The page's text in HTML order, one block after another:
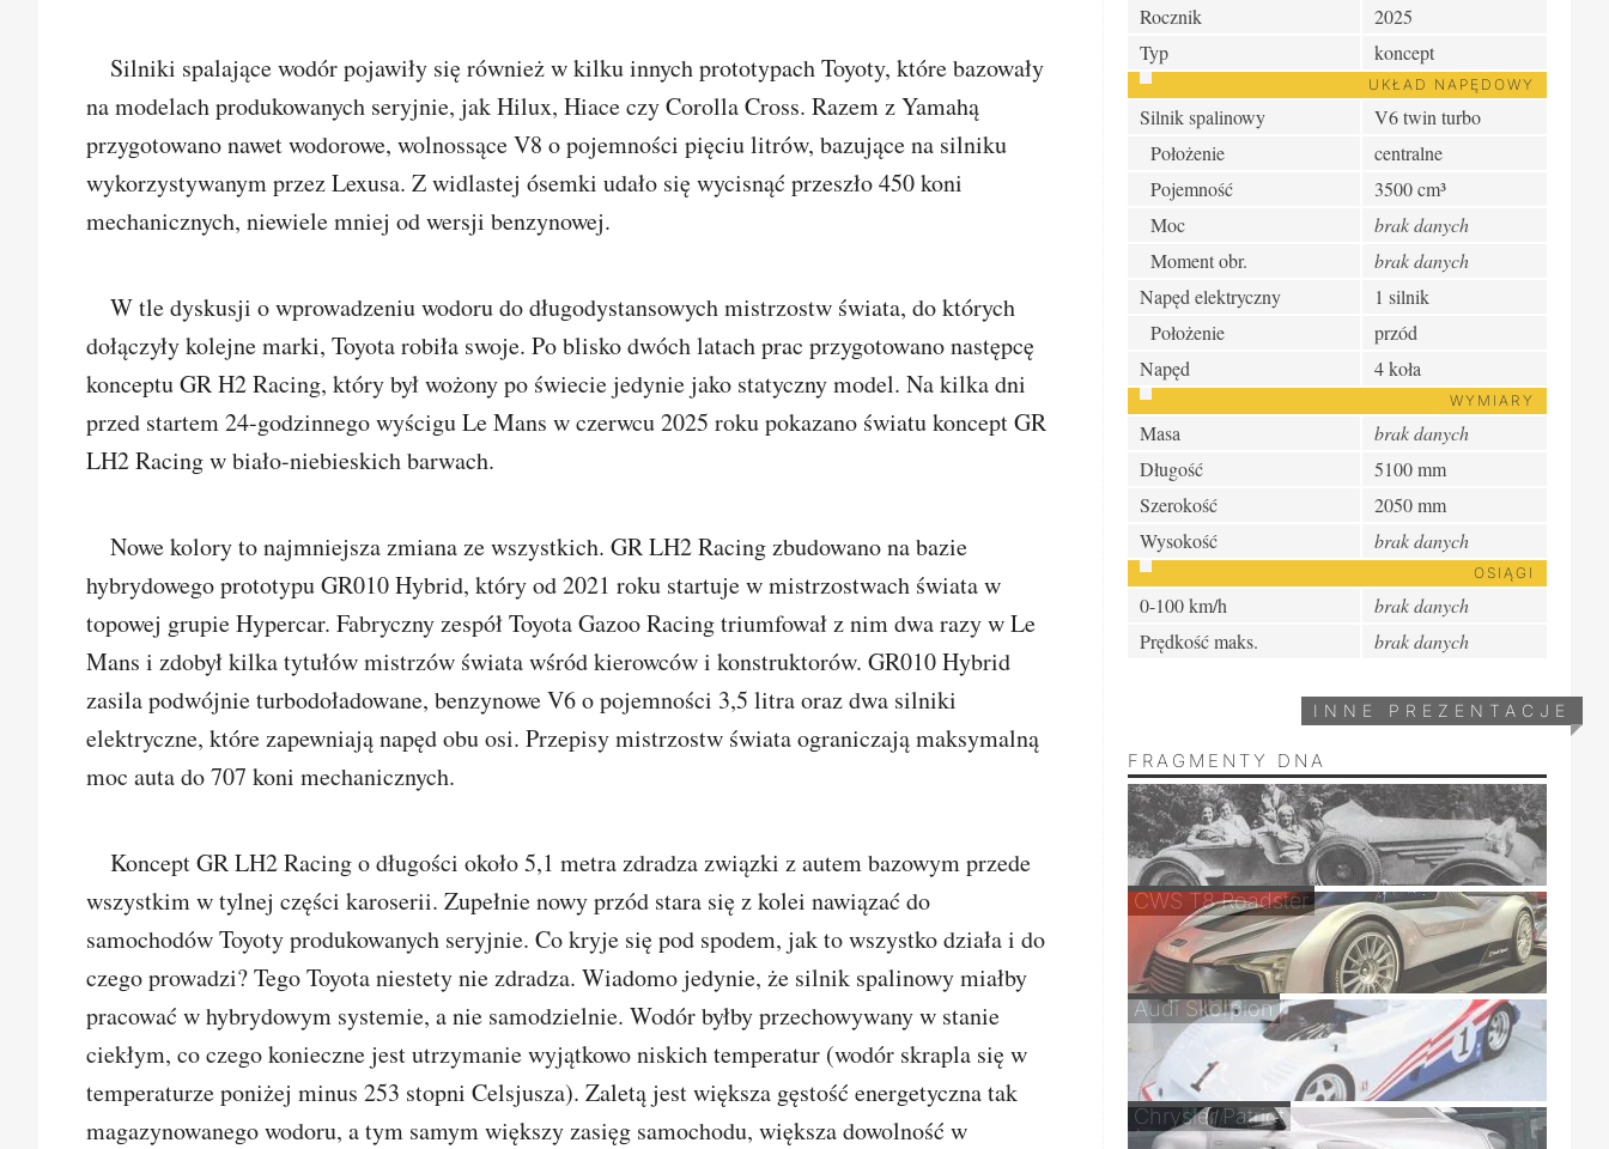
Silniki spalające wodór pojawiły się również w kilku innych prototypach Toyoty, które bazowały
na modelach produkowanych seryjnie, jak Hilux, Hiace czy Corolla Cross. Razem z Yamahą
przygotowano nawet wodorowe, wolnossące V8 o pojemności pięciu litrów, bazujące na silniku
wykorzystywanym przez Lexusa. Z widlastej ósemki udało się wycisnąć przeszło 450 koni
mechanicznych, niewiele mniej od wersji benzynowej.
W tle dyskusji o wprowadzeniu wodoru do długodystansowych mistrzostw świata, do których
dołączyły kolejne marki, Toyota robiła swoje. Po blisko dwóch latach prac przygotowano następcę
konceptu GR H2 Racing, który był wożony po świecie jedynie jako statyczny model. Na kilka dni
przed startem 24-godzinnego wyścigu Le Mans w czerwcu 2025 roku pokazano światu koncept GR
LH2 Racing w biało-niebieskich barwach.
Nowe kolory to najmniejsza zmiana ze wszystkich. GR LH2 Racing zbudowano na bazie
hybrydowego prototypu GR010 Hybrid, który od 2021 roku startuje w mistrzostwach świata w
topowej grupie Hypercar. Fabryczny zespół Toyota Gazoo Racing triumfował z nim dwa razy w Le
Mans i zdobył kilka tytułów mistrzów świata wśród kierowców i konstruktorów. GR010 Hybrid
zasila podwójnie turbodoładowane, benzynowe V6 o pojemności 3,5 litra oraz dwa silniki
elektryczne, które zapewniają napęd obu osi. Przepisy mistrzostw świata ograniczają maksymalną
moc auta do 707 koni mechanicznych.
Koncept GR LH2 Racing o długości około 5,1 metra zdradza związki z autem bazowym przede
wszystkim w tylnej części karoserii. Zupełnie nowy przód stara się z kolei nawiązać do
samochodów Toyoty produkowanych seryjnie. Co kryje się pod spodem, jak to wszystko działa i do
czego prowadzi? Tego Toyota niestety nie zdradza. Wiadomo jedynie, że silnik spalinowy miałby
pracować w hybrydowym systemie, a nie samodzielnie. Wodór byłby przechowywany w stanie
ciekłym, co czego konieczne jest utrzymanie wyjątkowo niskich temperatur (wodór skrapla się w
temperaturze poniżej minus 253 stopni Celsjusza). Zaletą jest większa gęstość energetyczna tak
magazynowanego wodoru, a tym samym większy zasięg samochodu, większa dowolność w
Rocznik
2025
Typ
koncept
UKŁAD NAPĘDOWY
Silnik spalinowy
V6 twin turbo
Położenie
centralne
Pojemność
3500 cm³
Moc
brak danych
Moment obr.
brak danych
Napęd elektryczny
1 silnik
Położenie
przód
Napęd
4 koła
WYMIARY
Masa
brak danych
Długość
5100 mm
Szerokość
2050 mm
Wysokość
brak danych
OSIĄGI
0-100 km/h
brak danych
Prędkość maks.
brak danych
INNE PREZENTACJE
FRAGMENTY DNA
CWS T8 Roadster
Audi Skorpion
Chrysler Patriot